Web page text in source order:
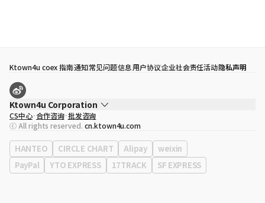
Ktown4u coex 指南通知常见问题信息用户协议企业社会责任活动隐私声明
Ktown4u Corporation
代表
宋効珉
营业执照 120-87-71116
公司地址 首尔特别市 江南区 岭东大路 513号 3楼 （三成洞， coex)
CS中心 合作咨询 批发咨询
ⓒ All rights reserved. cn.ktown4u.com
HANTEO CIRCLE CHART Alipay
weixin
PayPal
YTO EXPRESS 17TRACK SF EXPRESS